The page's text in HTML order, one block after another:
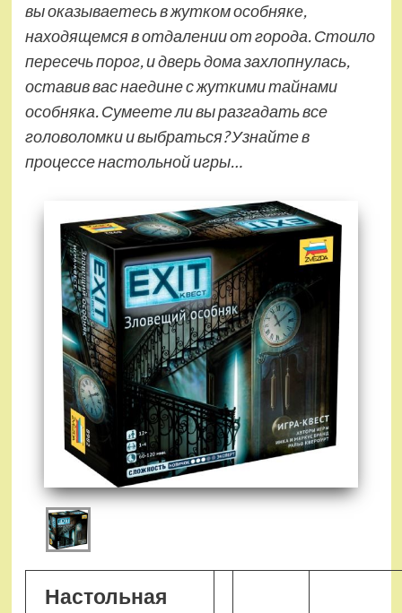
вы оказываетесь в жутком особняке,
находящемся в отдалении от города. Стоило
пересечь порог, и дверь дома захлопнулась,
оставив вас наедине с жуткими тайнами
особняка. Сумеете ли вы разгадать все
головоломки и выбраться? Узнайте в
процессе настольной игры…
Настольная